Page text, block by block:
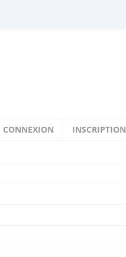
CONNEXION INSCRIPTION